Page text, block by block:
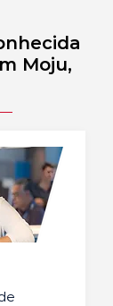
Moju,